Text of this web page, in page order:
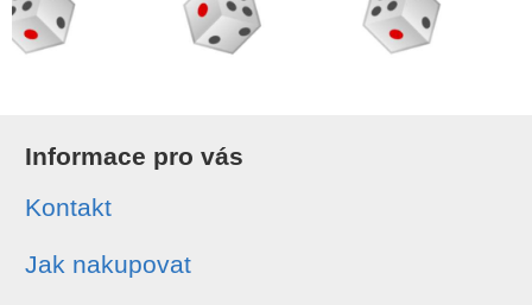
Informace pro vás
Kontakt
Jak nakupovat